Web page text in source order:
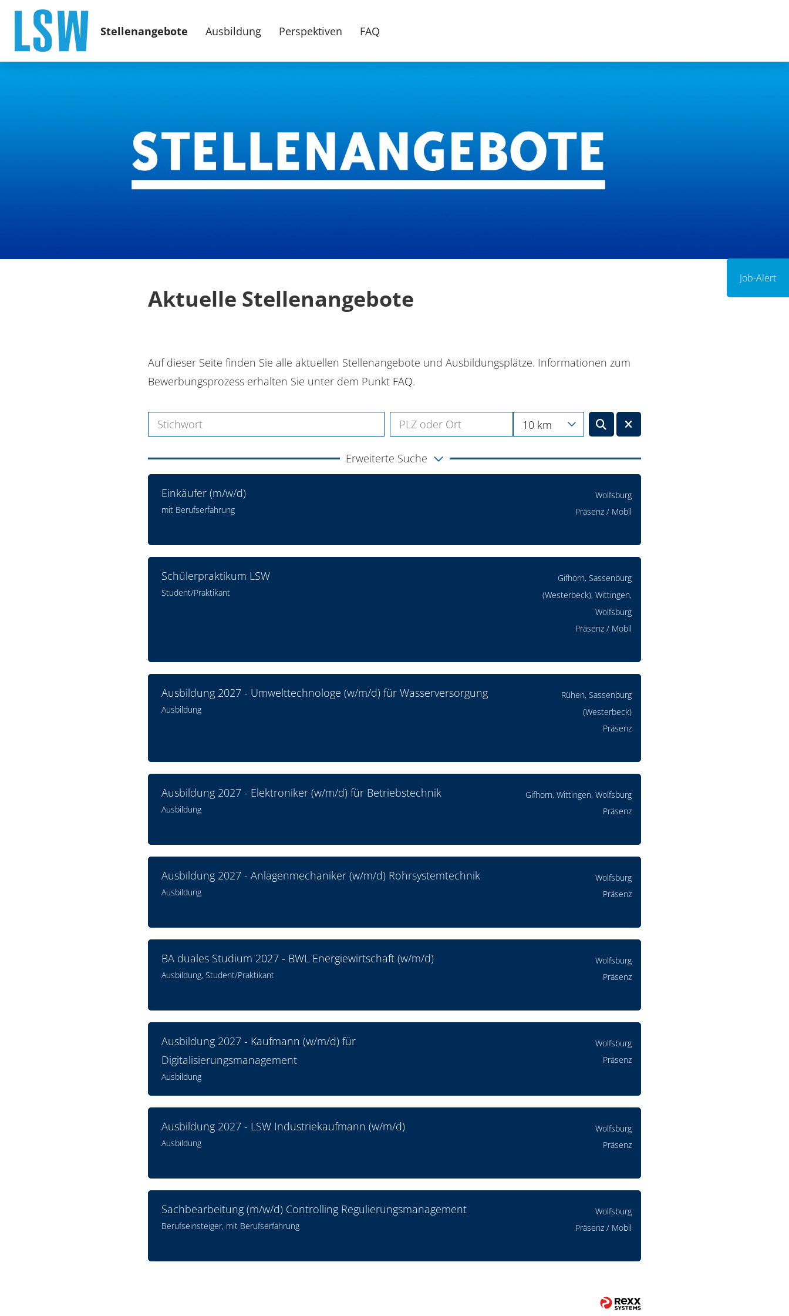
Stellenangebote Ausbildung Perspektiven FAQ
Aktuelle Stellenangebote
Auf dieser Seite finden Sie alle aktuellen Stellenangebote und Ausbildungsplätze. Informationen zum
Bewerbungsprozess erhalten Sie unter dem Punkt FAQ.
10 km
Erweiterte Suche
Einkäufer (m/w/d)
mit Berufserfahrung
Wolfsburg
Präsenz / Mobil
Schülerpraktikum LSW
Student/Praktikant
Gifhorn, Sassenburg
(Westerbeck), Wittingen,
Wolfsburg
Präsenz / Mobil
Ausbildung 2027 - Umwelttechnologe (w/m/d) für Wasserversorgung
Ausbildung
Rühen, Sassenburg
(Westerbeck)
Präsenz
Ausbildung 2027 - Elektroniker (w/m/d) für Betriebstechnik
Ausbildung
Gifhorn, Wittingen, Wolfsburg
Präsenz
Ausbildung 2027 - Anlagenmechaniker (w/m/d) Rohrsystemtechnik
Ausbildung
Wolfsburg
Präsenz
BA duales Studium 2027 - BWL Energiewirtschaft (w/m/d)
Ausbildung, Student/Praktikant
Wolfsburg
Präsenz
Ausbildung 2027 - Kaufmann (w/m/d) für
Digitalisierungsmanagement
Ausbildung
Wolfsburg
Präsenz
Ausbildung 2027 - LSW Industriekaufmann (w/m/d)
Ausbildung
Wolfsburg
Präsenz
Sachbearbeitung (m/w/d) Controlling Regulierungsmanagement
Berufseinsteiger, mit Berufserfahrung
Wolfsburg
Präsenz / Mobil
Job-Alert